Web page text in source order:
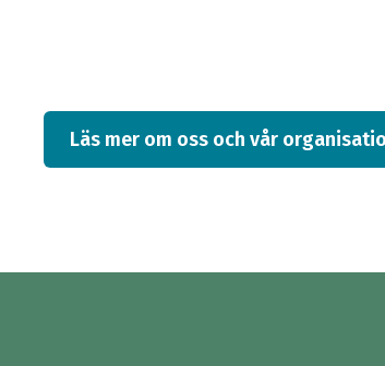
Läs mer om oss och vår